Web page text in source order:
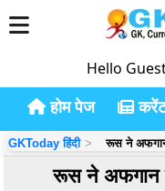
Hello
होम पेज करेंट
GKToday हिंदी रूस ने
रूस ने अफगान